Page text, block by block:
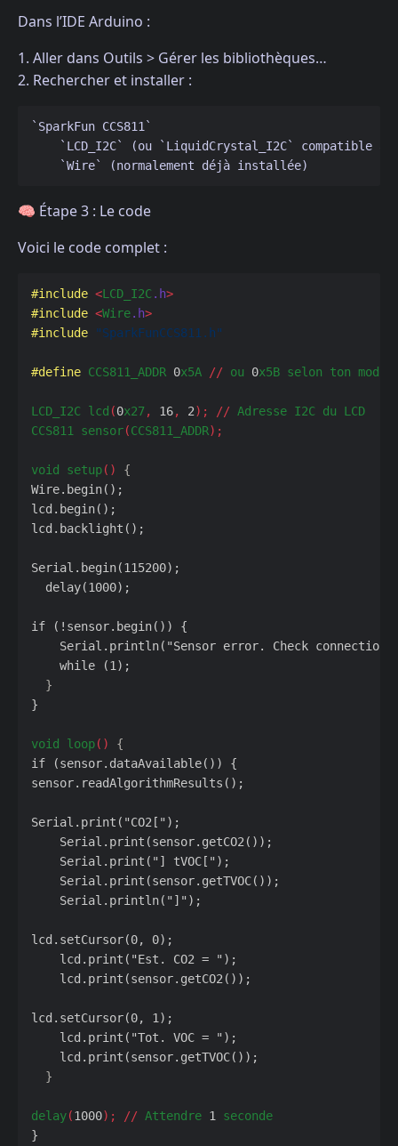
Dans l’IDE Arduino :
1. Aller dans Outils > Gérer les bibliothèques…
2. Rechercher et installer :
`SparkFun CCS811`
`LCD_I2C` (ou `LiquidCrystal_I2C` compatible
    `Wire` (normalement déjà installée)
🧠 Étape 3 : Le code
Voici le code complet :
#include <LCD_I2C.h>
#include <Wire.h>
#include
"SparkFunCCS811.h"
#define CCS811_ADDR 0x5A // ou 0x5B selon ton
LCD_I2C lcd (0x27, 16, 2); // Adresse I2C du
LCD
CCS811
sensor(CCS811_ADDR);
void setup()
{
Wire.begin();
lcd.begin();
lcd.backlight();
Serial.begin(115200);
delay(1000);
if (!sensor.begin())
{
Serial.println("Sensor error. Check
while
(1);
}
}
void loop()
{
if
(sensor.dataAvailable())
{
sensor.readAlgorithmResults();
Serial.print("CO2[");
Serial.print(sensor.getCO2());
Serial.print("]
tVOC[");
Serial.print(sensor.getTVOC());
Serial.println("]");
lcd.setCursor(0,
0);
lcd.print("Est.
CO2 =
");
lcd.print(sensor.getCO2());
lcd.setCursor(0,
1);
lcd.print("Tot.
VOC =
");
lcd.print(sensor.getTVOC());
}
delay(1000); // Attendre 1
seconde
}